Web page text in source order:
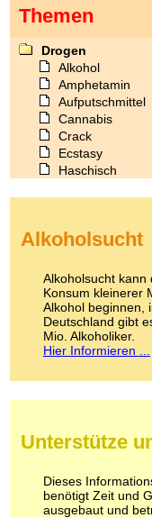
Themen
Drogen
Alkohol
Amphetamin
Aufputschmittel
Cannabis
Crack
Ecstasy
Haschisch
Kokain
LSD
Marihuana
Medikamente
Meskalin
Metamphetamin
Methadon
Pilze
Schlafmittel
Schmerzmittel
Alkoholsucht
Alkoholsucht kann
Konsum kleinerer
Alkohol beginnen,
Deutschland gibt
Mio. Alkoholiker.
Hier Informieren ...
Unterstütze
Dieses
benötigt Zeit und
ausgebaut und